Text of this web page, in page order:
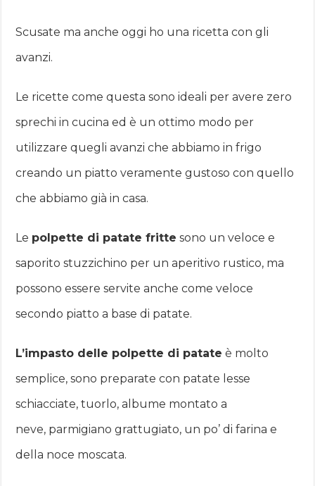
Scusate ma anche oggi ho una ricetta con gli
avanzi.
Le ricette come questa sono ideali per avere zero
sprechi in cucina ed è un ottimo modo per
utilizzare quegli avanzi che abbiamo in frigo
creando un piatto veramente gustoso con quello
che abbiamo già in casa.
Le polpette di patate fritte sono un veloce e
saporito stuzzichino per un aperitivo rustico, ma
possono essere servite anche come veloce
secondo piatto a base di patate.
L’impasto delle polpette di patate è molto
semplice, sono preparate con patate lesse
schiacciate, tuorlo, albume montato a
neve, parmigiano grattugiato, un po’ di farina e
della noce moscata.